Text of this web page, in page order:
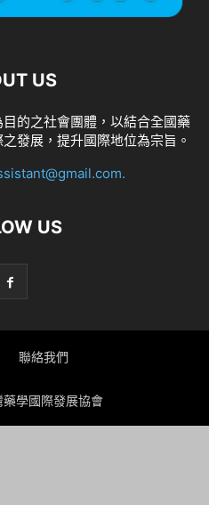
US
的之社會團體，以結合全國藥
發展，提升國際地位為宗旨。
.
US
聯絡我們
學國際發展協會